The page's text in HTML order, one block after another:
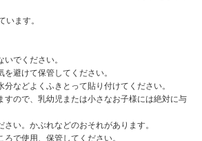
クールアイドル同好会
ー!!
います。
でください。
避けて保管してください。
などよくふきとって貼り付けてください。
すので、乳幼児または小さなお子様には絶対に与
い。かぶれなどのおそれがあります。
で使用、保管してください。